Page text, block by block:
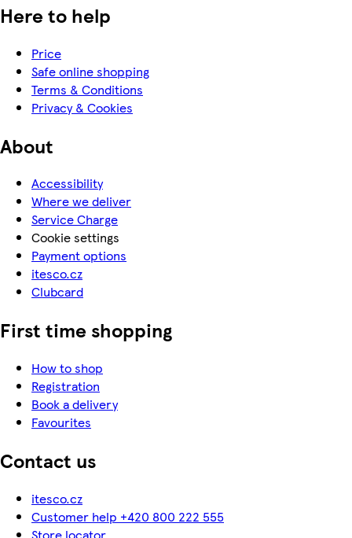
Here to help
Price
Safe online shopping
Terms & Conditions
Privacy & Cookies
About
Accessibility
Where we deliver
Service Charge
Cookie settings
Payment options
itesco.cz
Clubcard
First time shopping
How to shop
Registration
Book a delivery
Favourites
Contact us
itesco.cz
Customer help +420 800 222 555